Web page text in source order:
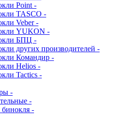
Point -
TASCO -
Veber -
YUKON -
БПЦ -
других производителей -
Командир -
Helios -
Tactics -
-
-
-